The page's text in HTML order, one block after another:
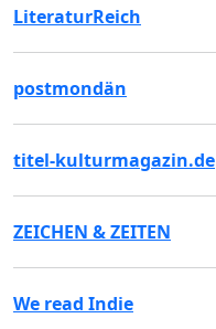
LiteraturReich
postmondän
titel-kulturmagazin.de
ZEICHEN & ZEITEN
We read Indie